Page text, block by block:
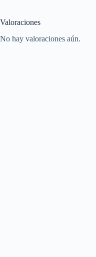
Valoraciones
No hay valoraciones aún.